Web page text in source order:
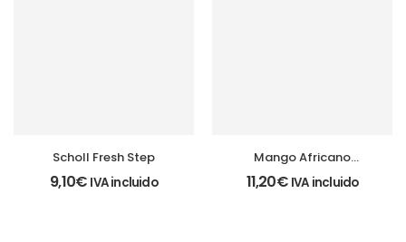
Scholl Fresh Step
9,10€ IVA incluido
Mango Africano
complex 200mg 100
comprimidos
11,20€ IVA incluido